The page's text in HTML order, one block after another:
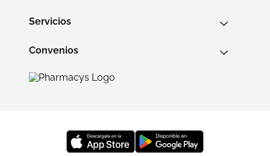
Servicios
Convenios